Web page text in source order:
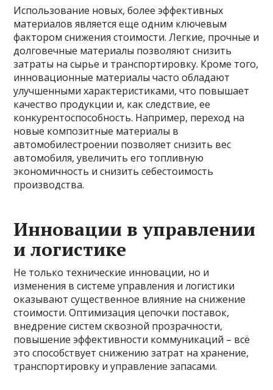
Использование новых, более эффективных
материалов является еще одним ключевым
фактором снижения стоимости. Легкие, прочные и
долговечные материалы позволяют снизить
затраты на сырье и транспортировку. Кроме того,
инновационные материалы часто обладают
улучшенными характеристиками, что повышает
качество продукции и, как следствие, ее
конкурентоспособность. Например, переход на
новые композитные материалы в
автомобилестроении позволяет снизить вес
автомобиля, увеличить его топливную
экономичность и снизить себестоимость
производства.
Инновации в управлении
и логистике
Не только технические инновации, но и
изменения в системе управления и логистики
оказывают существенное влияние на снижение
стоимости. Оптимизация цепочки поставок,
внедрение систем сквозной прозрачности,
повышение эффективности коммуникаций – всё
это способствует снижению затрат на хранение,
транспортировку и управление запасами.